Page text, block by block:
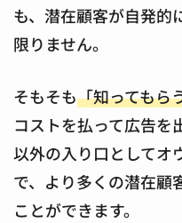
も、潜在顧客が自発的
限りません。
そもそも「知ってもら
コストを払って広告を
以外の入り口としてオ
で、より多くの潜在顧
ことができます。